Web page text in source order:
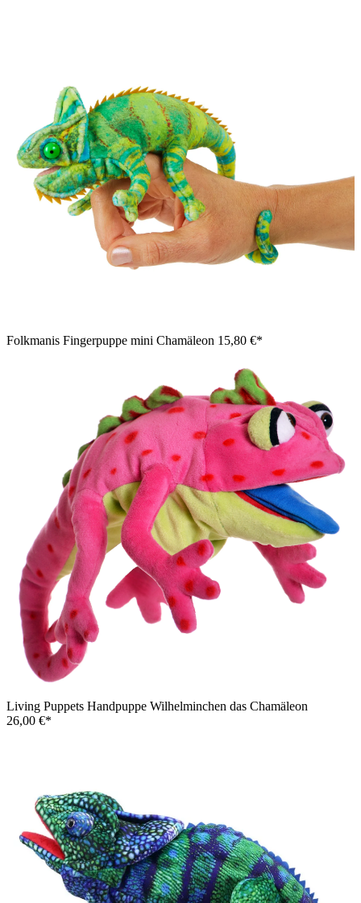
Folkmanis Fingerpuppe mini Chamäleon 15,80 €*
Living Puppets Handpuppe Wilhelminchen das Chamäleon
26,00 €*